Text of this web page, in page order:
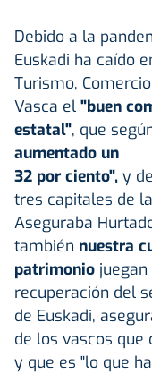
Debido a la
Euskadi ha caído
Turismo,
Vasca el "buen
estatal", que
aumentado un
32 por ciento", y
tres capitales de
Aseguraba
también nuestra
patrimonio
recuperación del
de Euskadi,
de los vascos que
y que es "lo que